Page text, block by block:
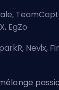
EgZo
Nevix,